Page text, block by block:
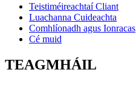
Teistiméireachtaí Cliant
Luachanna Cuideachta
Comhlíonadh agus Ionracas
Cé muid
TEAGMHÁIL